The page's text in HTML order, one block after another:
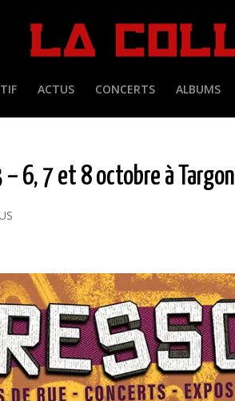
ACTUS CONCERTS ALBUMS
6, 7 et 8 octobre à Targon